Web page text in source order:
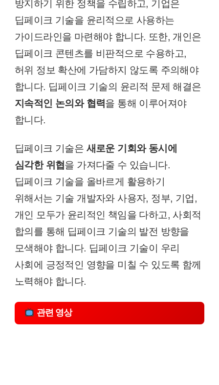
방지하기 위한 정책을 수립하고, 기업은
딥페이크 기술을 윤리적으로 사용하는
가이드라인을 마련해야 합니다. 또한, 개인은
딥페이크 콘텐츠를 비판적으로 수용하고,
허위 정보 확산에 가담하지 않도록 주의해야
합니다. 딥페이크 기술의 윤리적 문제 해결은
지속적인 논의와 협력을 통해 이루어져야
합니다.
딥페이크 기술은 새로운 기회와 동시에
심각한 위협을 가져다줄 수 있습니다.
딥페이크 기술을 올바르게 활용하기
위해서는 기술 개발자와 사용자, 정부, 기업,
개인 모두가 윤리적인 책임을 다하고, 사회적
합의를 통해 딥페이크 기술의 발전 방향을
모색해야 합니다. 딥페이크 기술이 우리
사회에 긍정적인 영향을 미칠 수 있도록 함께
노력해야 합니다.
관련 영상